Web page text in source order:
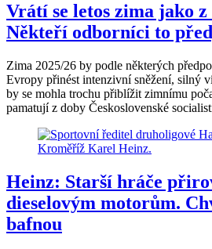
Vrátí se letos zima jako z
Někteří odborníci to
Zima 2025/26 by podle některých
Evropy přinést intenzivní sněžení, silný
by se mohla trochu přiblížit zimnímu
pamatují z doby Československé
Heinz: Starší hráče
dieselovým motorům.
bafnou